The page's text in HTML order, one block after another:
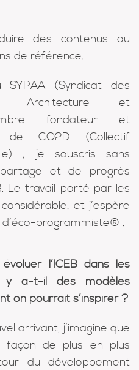
des contenus au
de référence.
(Syndicat des
Architecture et
fondateur et
de CO2D (Collectif
, je souscris sans
et de progrès
Le travail porté par les
et j’espère
programmiste® .
l’ICEB dans les
y a-t-il des modèles
on pourrait s’inspirer ?
arrivant, j’imagine que
façon de plus en plus
du développement